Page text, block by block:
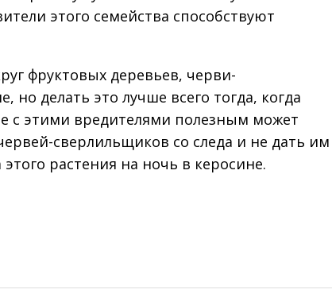
этого семейства способствуют
фруктовых деревьев, черви-
делать это лучше всего тогда, когда
с этими вредителями полезным может
сверлильщиков со следа и не дать им
растения на ночь в керосине.